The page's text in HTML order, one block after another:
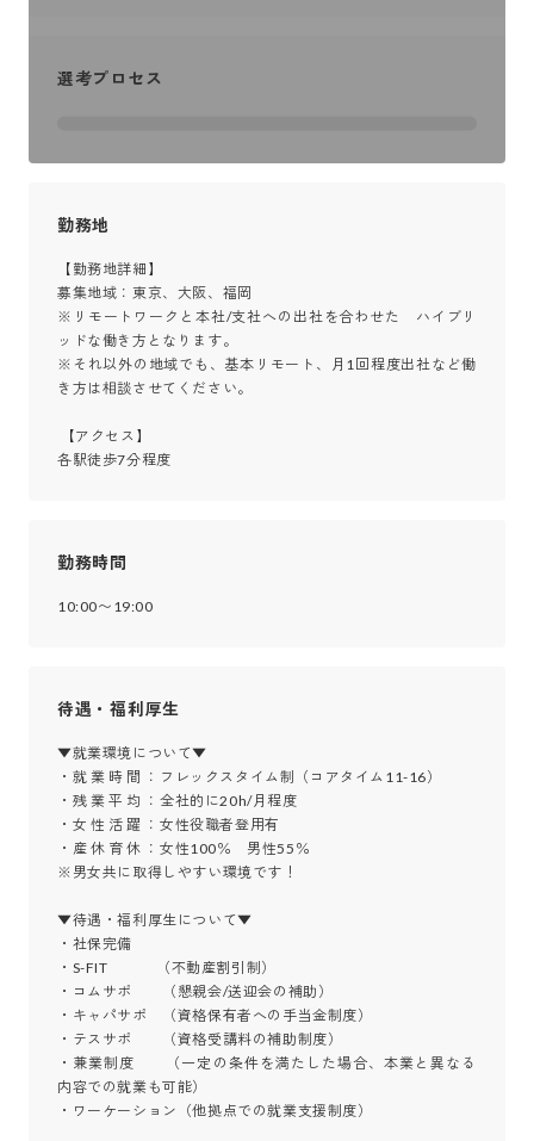
選考プロセス
勤務地
【勤務地詳細】
募集地域：東京、大阪、福岡
※リモートワークと本社/支社への出社を合わせた　ハイブリ
ッドな働き方となります。
※それ以外の地域でも、基本リモート、月1回程度出社など働
き方は相談させてください。
各駅徒歩7分程度
勤務時間
10:00〜19:00
待遇・福利厚生
▼就業環境について▼
・就 業 時 間 ：フレックスタイム制（コアタイム11-16）
・残 業 平 均 ：全社的に20h/月程度
・女 性 活 躍 ：女性役職者登用有
・産 休 育 休 ：女性100％　男性55％
※男女共に取得しやすい環境です！
▼待遇・福利厚生について▼
・社保完備
・S-FIT　 　　（不動産割引制）
・コムサポ　　（懇親会/送迎会の補助）
・キャパサポ　（資格保有者への手当金制度）
・テスサポ　　（資格受講料の補助制度）
・兼業制度　　（一定の条件を満たした場合、本業と異なる
内容での就業も可能）
・ワーケーション（他拠点での就業支援制度）